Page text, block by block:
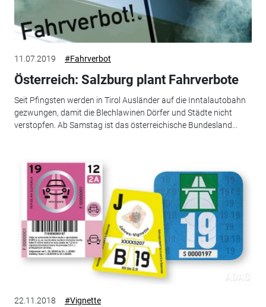
11.07.2019 #Fahrverbot
Österreich: Salzburg plant Fahrverbote
Seit Pfingsten werden in Tirol Ausländer auf die Inntalautobahn
gezwungen, damit die Blechlawinen Dörfer und Städte nicht
verstopfen. Ab Samstag ist das österreichische Bundesland...
22.11.2018 #Vignette